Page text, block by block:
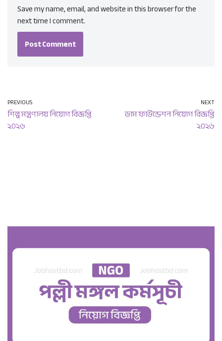
Save my name, email, and website in this browser for the
next time I comment.
PREVIOUS
শিল্প মন্ত্রণালয় নিয়োগ বিজ্ঞপ্তি
২০২৬
NEXT
ডাম ফাউন্ডেশন নিয়োগ বিজ্ঞপ্তি
২০২৬